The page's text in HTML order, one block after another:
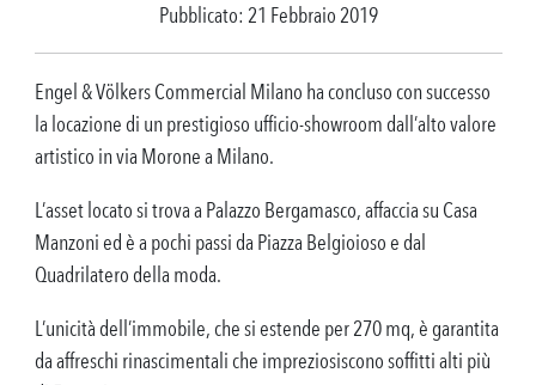
Pubblicato: 21 Febbraio 2019
Engel & Völkers Commercial Milano ha concluso con successo
la locazione di un prestigioso ufficio-showroom dall’alto valore
artistico in via Morone a Milano.
L’asset locato si trova a Palazzo Bergamasco, affaccia su Casa
Manzoni ed è a pochi passi da Piazza Belgioioso e dal
Quadrilatero della moda.
L’unicità dell’immobile, che si estende per 270 mq, è garantita
da affreschi rinascimentali che impreziosiscono soffitti alti più